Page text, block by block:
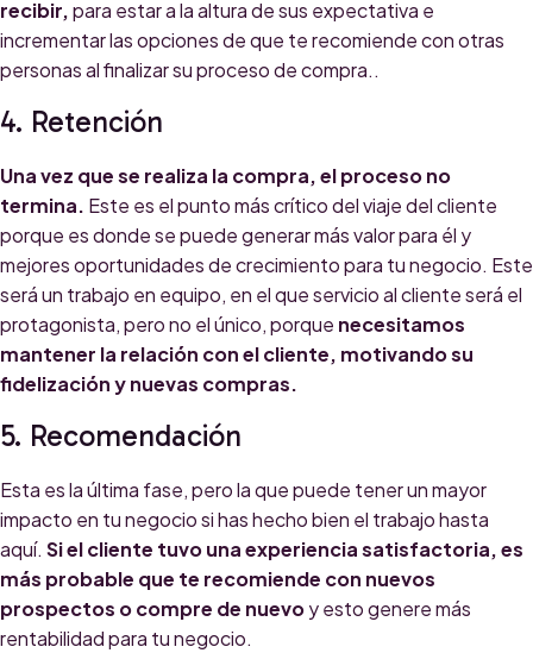
recibir,para estar a la altura de sus expectativa e
incrementar las opciones de que te recomiende con otras
personas al finalizar su proceso de compra..
4. Retención
Una vez que se realiza la compra, el proceso no
termina. Este es el punto más crítico del viaje del cliente
porque es donde se puede generar más valor para él y
mejores oportunidades de crecimiento para tu negocio. Este
será un trabajo en equipo, en el que servicio al cliente será el
protagonista, pero no el único, porque necesitamos
mantener la relación con el cliente, motivando su
fidelización y nuevas compras.
5. Recomendación
Esta es la última fase, pero la que puede tener un mayor
impacto en tu negocio si has hecho bien el trabajo hasta
aquí. Si el cliente tuvo una experiencia satisfactoria, es
más probable que te recomiende con nuevos
prospectos o compre de nuevoy esto genere más
rentabilidad para tu negocio.